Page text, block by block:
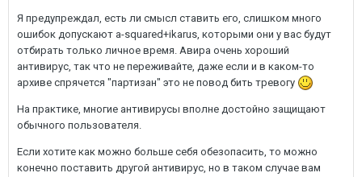
Я предупреждал, есть ли смысл ставить его, слишком много
ошибок допускают a-squared+ikarus, которыми они у вас будут
отбирать только личное время. Авира очень хороший
антивирус, так что не переживайте, даже если и в каком-то
архиве спрячется "партизан" это не повод бить тревогу
На практике, многие антивирусы вполне достойно защищают
обычного пользователя.
Если хотите как можно больше себя обезопасить, то можно
конечно поставить другой антивирус, но в таком случае вам